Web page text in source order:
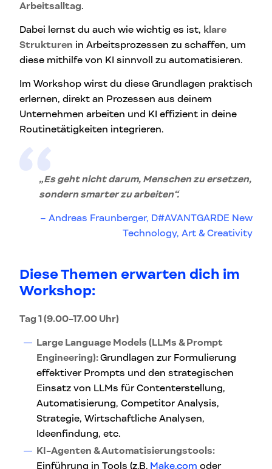
Arbeitsalltag.
Dabei lernst du auch wie wichtig es ist, klare
Strukturen in Arbeitsprozessen zu schaffen, um
diese mithilfe von KI sinnvoll zu automatisieren.
Im Workshop wirst du diese Grundlagen praktisch
erlernen, direkt an Prozessen aus deinem
Unternehmen arbeiten und KI effizient in deine
Routinetätigkeiten integrieren.
„Es geht nicht darum, Menschen zu ersetzen,
sondern smarter zu arbeiten“.
Andreas Fraunberger, D#AVANTGARDE New
Technology, Art & Creativity
Diese Themen erwarten dich im
Workshop:
Tag 1 (9.00-17.00 Uhr)
Large Language Models (LLMs & Prompt
Engineering):Grundlagen zur Formulierung
effektiver Prompts und den strategischen
Einsatz von LLMs für Contenterstellung,
Automatisierung, Competitor Analysis,
Strategie, Wirtschaftliche Analysen,
Ideenfindung, etc.
KI-Agenten & Automatisierungstools:
Einführung in Tools (z.B. Make.com oder